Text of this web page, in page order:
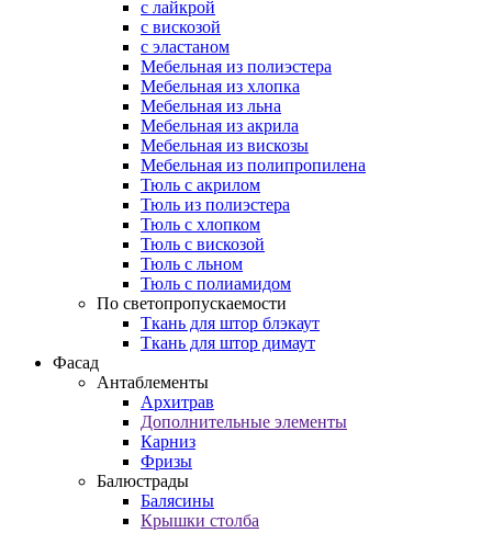
с лайкрой
с вискозой
с эластаном
Мебельная из полиэстера
Мебельная из хлопка
Мебельная из льна
Мебельная из акрила
Мебельная из вискозы
Мебельная из полипропилена
Тюль с акрилом
Тюль из полиэстера
Тюль с хлопком
Тюль с вискозой
Тюль с льном
Тюль с полиамидом
По светопропускаемости
Ткань для штор блэкаут
Ткань для штор димаут
Фасад
Антаблементы
Архитрав
Дополнительные элементы
Карниз
Фризы
Балюстрады
Балясины
Крышки столба